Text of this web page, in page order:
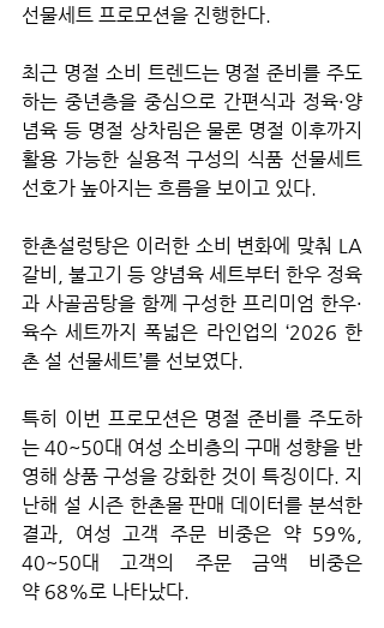
선물세트 프로모션을 진행한다.
최근 명절 소비 트렌드는 명절 준비를 주도
하는 중년층을 중심으로 간편식과 정육·양
념육 등 명절 상차림은 물론 명절 이후까지
활용 가능한 실용적 구성의 식품 선물세트
선호가 높아지는 흐름을 보이고 있다.
한촌설렁탕은 이러한 소비 변화에 맞춰 LA
갈비, 불고기 등 양념육 세트부터 한우 정육
과 사골곰탕을 함께 구성한 프리미엄 한우·
육수 세트까지 폭넓은 라인업의 ‘2026 한
촌 설 선물세트’를 선보였다.
특히 이번 프로모션은 명절 준비를 주도하
는 40~50대 여성 소비층의 구매 성향을 반
영해 상품 구성을 강화한 것이 특징이다. 지
난해 설 시즌 한촌몰 판매 데이터를 분석한
결과, 여성 고객 주문 비중은 약 59%,
40~50대 고객의 주문 금액 비중은
약 68%로 나타났다.